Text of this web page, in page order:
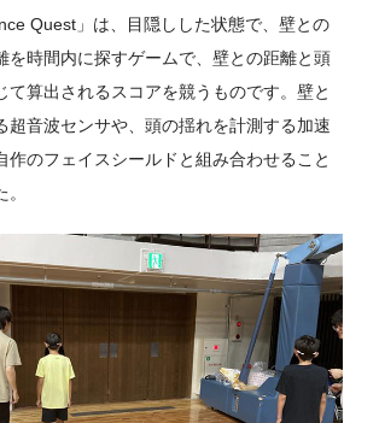
Quest」は、目隠しした状態で、壁との
を時間内に探すゲームで、壁との距離と頭
て算出されるスコアを競うものです。壁と
超音波センサや、頭の揺れを計測する加速
作のフェイスシールドと組み合わせること